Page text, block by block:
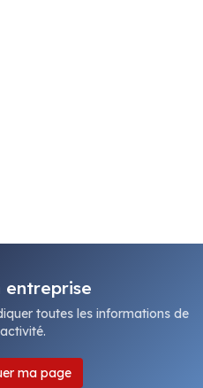
entreprise
toutes les informations de
ma page